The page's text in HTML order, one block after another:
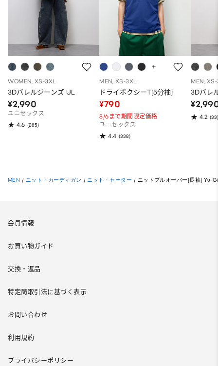
WOMEN, XS-3XL
3Dバレルジーンズ UL
¥2,990
ユニセックス
4.6 (265)
MEN, XS-3XL
ドライボクシーT(5分袖)
¥790
8/6まで期間限定価格
ユニセックス
4.4 (338)
MEN,
3Dバレ
4.2 (33)
MEN / ニット・カーディガン / ニット・セーター / ニットプルオーバー(長袖) Yu-
会員情報
お買い物ガイド
交換・返品
特定商取引法に基づく表示
お問い合わせ
利用規約
プライバシーポリシー